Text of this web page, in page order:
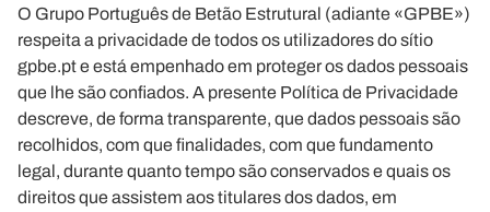
O Grupo Português de Betão Estrutural (adiante «GPBE»)
respeita a privacidade de todos os utilizadores do sítio
gpbe.pt e está empenhado em proteger os dados pessoais
que lhe são confiados. A presente Política de Privacidade
descreve, de forma transparente, que dados pessoais são
recolhidos, com que finalidades, com que fundamento
legal, durante quanto tempo são conservados e quais os
direitos que assistem aos titulares dos dados, em